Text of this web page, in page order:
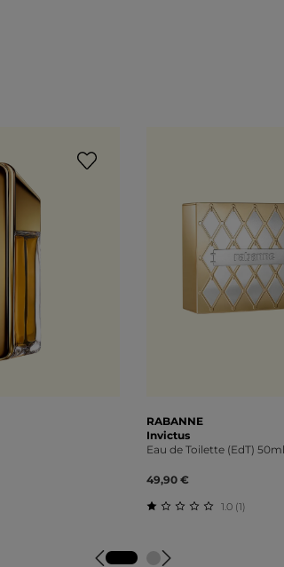
von 5 von 5 Sternen
RABANNE
Invictus
Eau de Toilette (EdT)
49,90 €
1.0 (1)